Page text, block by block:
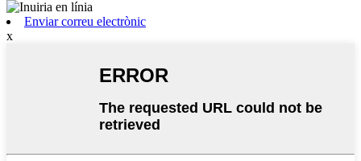
Enviar correu electrònic
x